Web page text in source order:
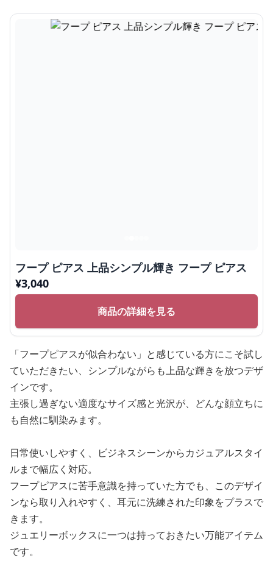
フープ ピアス 上品シンプル輝き フープ ピアス
¥3,040
商品の詳細を見る
「フープピアスが似合わない」と感じている方にこそ試し
ていただきたい、シンプルながらも上品な輝きを放つデザ
インです。
主張し過ぎない適度なサイズ感と光沢が、どんな顔立ちに
も自然に馴染みます。
日常使いしやすく、ビジネスシーンからカジュアルスタイ
ルまで幅広く対応。
フープピアスに苦手意識を持っていた方でも、このデザイ
ンなら取り入れやすく、耳元に洗練された印象をプラスで
きます。
ジュエリーボックスに一つは持っておきたい万能アイテム
です。